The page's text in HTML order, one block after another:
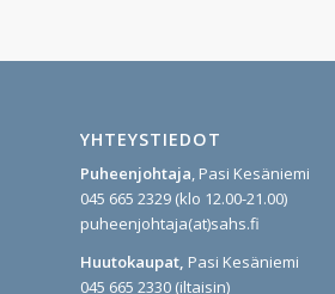
YHTEYSTIEDOT
Puheenjohtaja, Pasi Kesäniemi
045 665 2329 (klo 12.00-21.00)
puheenjohtaja(at)sahs.fi
Huutokaupat, Pasi Kesäniemi
045 665 2330 (iltaisin)